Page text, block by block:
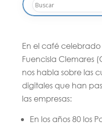
En el café
Fuencisla Clemares
nos habla sobre las
digitales que han
las empresas:
En los años 80 los